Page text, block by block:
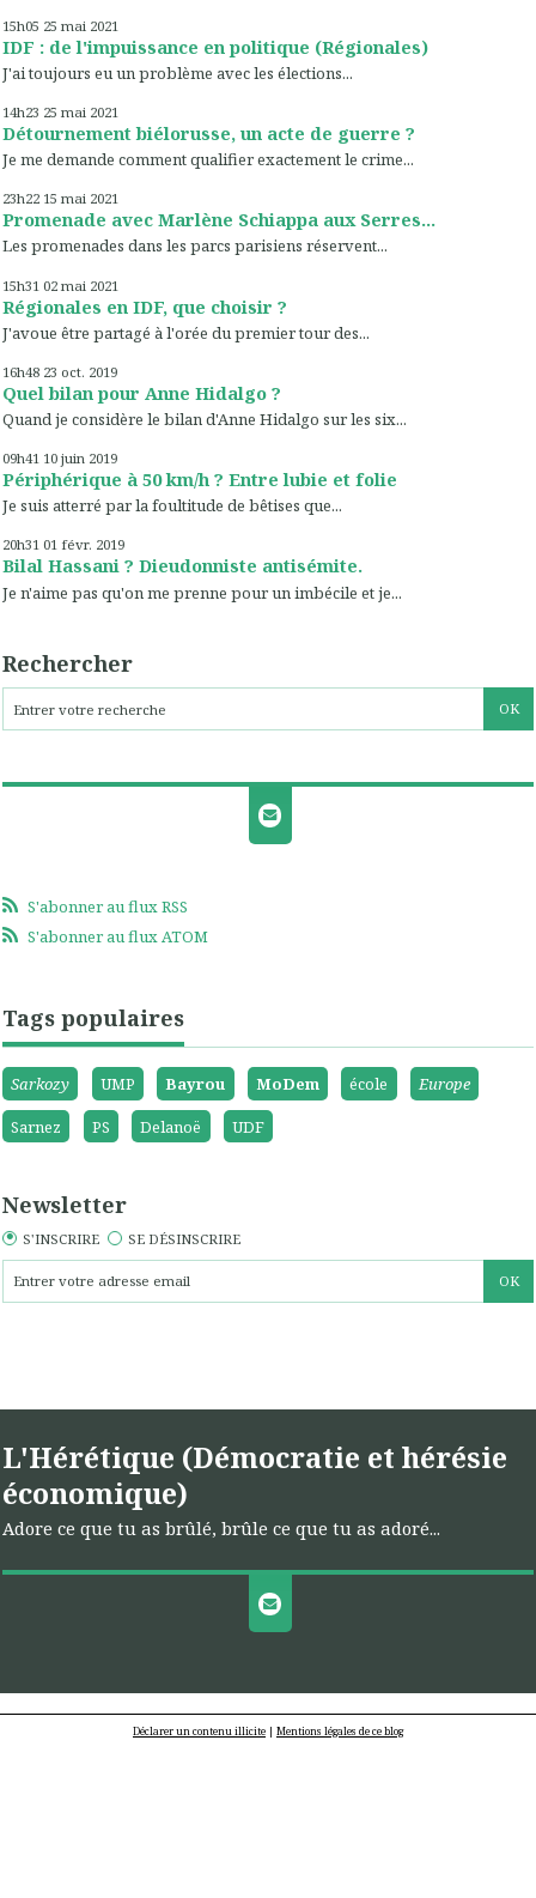
15h05 25 mai 2021
IDF : de l'impuissance en politique (Régionales)
J'ai toujours eu un problème avec les élections...
14h23 25 mai 2021
Détournement biélorusse, un acte de guerre ?
Je me demande comment qualifier exactement le crime...
23h22 15 mai 2021
Promenade avec Marlène Schiappa aux Serres...
Les promenades dans les parcs parisiens réservent...
15h31 02 mai 2021
Régionales en IDF, que choisir ?
J'avoue être partagé à l'orée du premier tour des...
16h48 23 oct. 2019
Quel bilan pour Anne Hidalgo ?
Quand je considère le bilan d'Anne Hidalgo sur les six...
09h41 10 juin 2019
Périphérique à 50 km/h ? Entre lubie et folie
Je suis atterré par la foultitude de bêtises que...
20h31 01 févr. 2019
Bilal Hassani ? Dieudonniste antisémite.
Je n'aime pas qu'on me prenne pour un imbécile et je...
Rechercher
S'abonner au flux RSS
S'abonner au flux ATOM
Tags populaires
Sarkozy UMP Bayrou MoDem école
Europe
Sarnez
PS Delanoë UDF
Newsletter
S'INSCRIRE SE DÉSINSCRIRE
L'Hérétique (Démocratie et hérésie
économique)
Adore ce que tu as brûlé, brûle ce que tu as adoré...
Déclarer un contenu illicite | Mentions légales de ce blog